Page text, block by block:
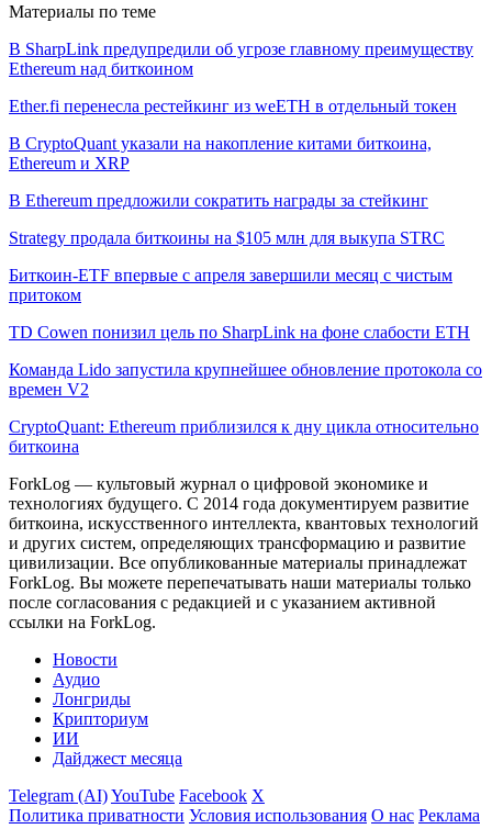
Материалы по теме
В SharpLink предупредили об угрозе главному преимуществу
Ethereum над биткоином
Ether.fi перенесла рестейкинг из weETH в отдельный токен
В CryptoQuant указали на накопление китами биткоина,
Ethereum и XRP
В Ethereum предложили сократить награды за стейкинг
Strategy продала биткоины на $105 млн для выкупа STRC
Биткоин-ETF впервые с апреля завершили месяц с чистым
притоком
TD Cowen понизил цель по SharpLink на фоне слабости ETH
Команда Lido запустила крупнейшее обновление протокола со
времен V2
CryptoQuant: Ethereum приблизился к дну цикла относительно
биткоина
ForkLog — культовый журнал о цифровой экономике и
технологиях будущего. С 2014 года документируем развитие
биткоина, искусственного интеллекта, квантовых технологий
и других систем, определяющих трансформацию и развитие
цивилизации. Все опубликованные материалы принадлежат
ForkLog. Вы можете перепечатывать наши материалы только
после согласования с редакцией и с указанием активной
ссылки на ForkLog.
Новости
Аудио
Лонгриды
Крипториум
ИИ
Дайджест месяца
Telegram (AI)YouTube Facebook X
Политика приватности Условия использования О нас Реклама